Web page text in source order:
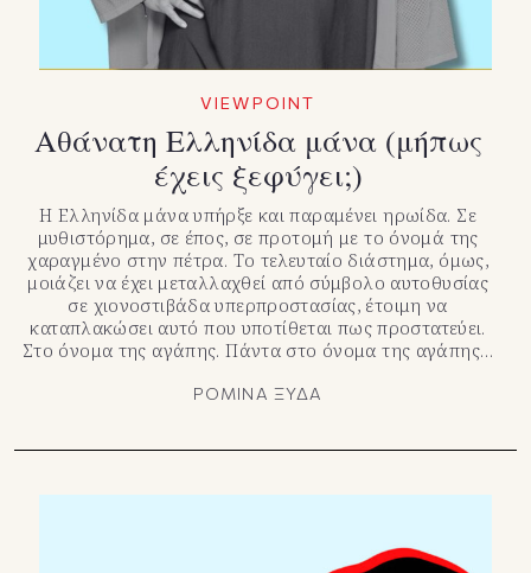
VIEWPOINT
Αθάνατη Ελληνίδα μάνα (μήπως
έχεις ξεφύγει;)
Η Ελληνίδα μάνα υπήρξε και παραμένει ηρωίδα. Σε
μυθιστόρημα, σε έπος, σε προτομή με το όνομά της
χαραγμένο στην πέτρα. Το τελευταίο διάστημα, όμως,
μοιάζει να έχει μεταλλαχθεί από σύμβολο αυτοθυσίας
σε χιονοστιβάδα υπερπροστασίας, έτοιμη να
καταπλακώσει αυτό που υποτίθεται πως προστατεύει.
Στο όνομα της αγάπης. Πάντα στο όνομα της αγάπης…
ΡΟΜΙΝΑ ΞΥΔΑ